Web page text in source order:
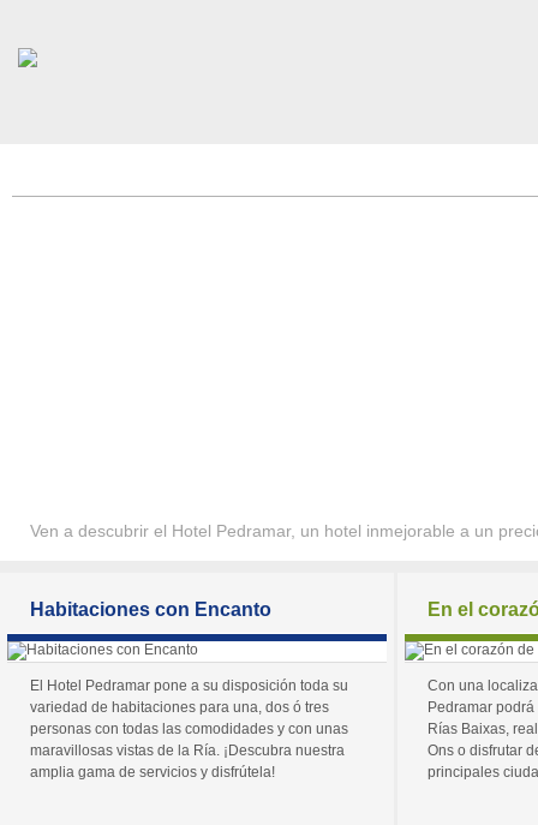
Ven a descubrir el Hotel Pedramar, un hotel inmejorable a un
Habitaciones con Encanto
El Hotel Pedramar pone a su disposición toda su
variedad de habitaciones para una, dos ó tres
personas con todas las comodidades y con unas
maravillosas vistas de la Ría. ¡Descubra nuestra
amplia gama de servicios y disfrútela!
En el
Con una
Pedramar
Rías Baixas,
Ons o disfrutar
principales